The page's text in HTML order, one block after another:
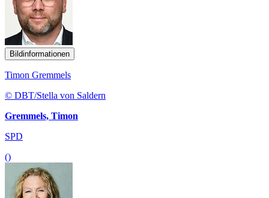
Bildinformationen
Timon Gremmels
© DBT/Stella von Saldern
Gremmels, Timon
SPD
()